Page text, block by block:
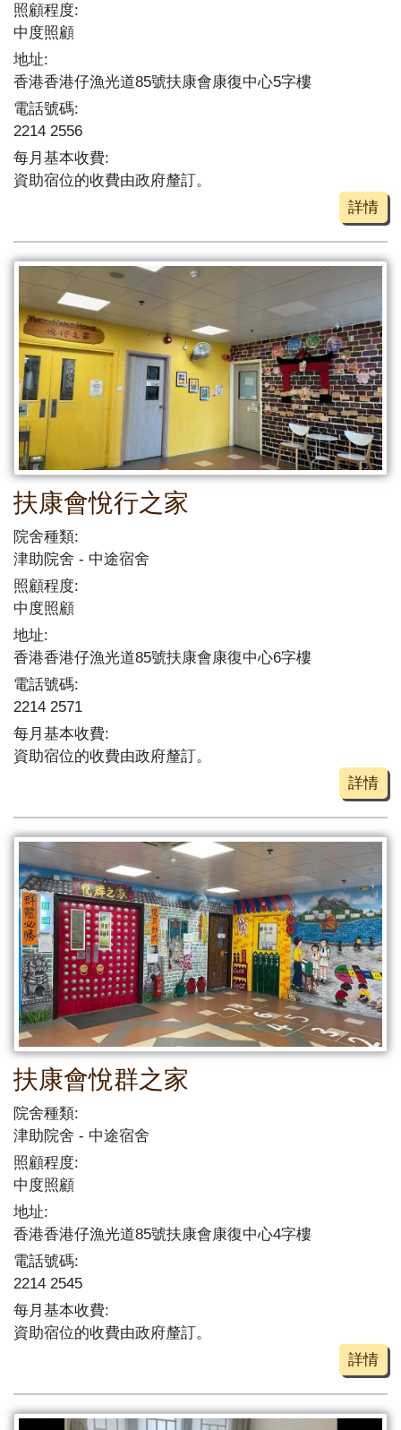
照顧程度:
中度照顧
地址:
香港香港仔漁光道85號扶康會康復中心5字樓
電話號碼:
2214 2556
每月基本收費:
資助宿位的收費由政府釐訂。
詳情
扶康會悅行之家
院舍種類:
津助院舍
中途宿舍
照顧程度:
中度照顧
地址:
香港香港仔漁光道85號扶康會康復中心6字樓
電話號碼:
2214 2571
每月基本收費:
資助宿位的收費由政府釐訂。
詳情
扶康會悅群之家
院舍種類:
津助院舍
中途宿舍
照顧程度:
中度照顧
地址:
香港香港仔漁光道85號扶康會康復中心4字樓
電話號碼:
2214 2545
每月基本收費:
資助宿位的收費由政府釐訂。
詳情